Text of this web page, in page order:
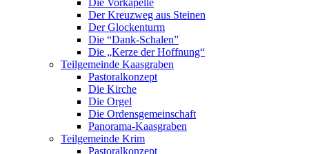
Die Vorkapelle
Der Kreuzweg aus Steinen
Der Glockenturm
Die “Dank-Schalen”
Die „Kerze der Hoffnung“
Teilgemeinde Kaasgraben
Pastoralkonzept
Die Kirche
Die Orgel
Die Ordensgemeinschaft
Panorama-Kaasgraben
Teilgemeinde Krim
Pastoralkonzept